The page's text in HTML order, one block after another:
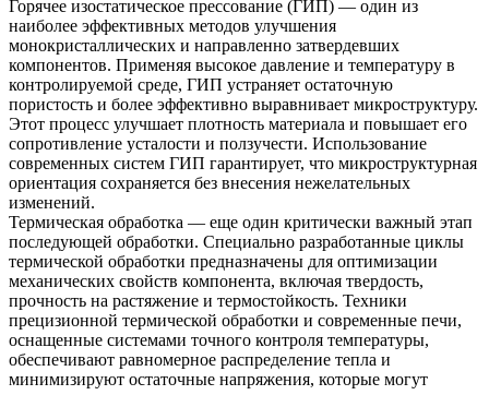
Горячее изостатическое прессование (ГИП) — один из
наиболее эффективных методов улучшения
монокристаллических и направленно затвердевших
компонентов. Применяя высокое давление и температуру в
контролируемой среде, ГИП устраняет остаточную
пористость и более эффективно выравнивает микроструктуру.
Этот процесс улучшает плотность материала и повышает его
сопротивление усталости и ползучести. Использование
современных систем ГИП гарантирует, что микроструктурная
ориентация сохраняется без внесения нежелательных
изменений.
Термическая обработка — еще один критически важный этап
последующей обработки. Специально разработанные циклы
термической обработки предназначены для оптимизации
механических свойств компонента, включая твердость,
прочность на растяжение и термостойкость. Техники
прецизионной термической обработки и современные печи,
оснащенные системами точного контроля температуры,
обеспечивают равномерное распределение тепла и
минимизируют остаточные напряжения, которые могут